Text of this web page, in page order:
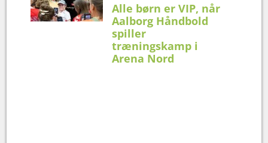
Alle børn er VIP, når
Aalborg Håndbold
spiller
træningskamp i
Arena Nord